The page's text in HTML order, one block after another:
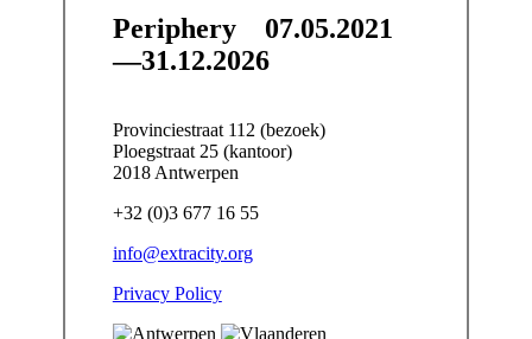
Periphery 07.05.2021
—31.12.2026
Provinciestraat 112 (bezoek)
Ploegstraat 25 (kantoor)
2018 Antwerpen
+32 (0)3 677 16 55
info@extracity.org
Privacy Policy